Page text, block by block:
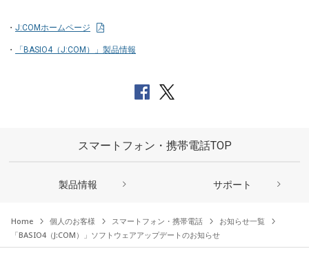
J:COMホームページ
「BASIO4（J:COM）」製品情報
スマートフォン・携帯電話TOP
製品情報 サポート
Home 個人のお客様 スマートフォン・携帯電話
お知らせ一覧
「BASIO4（J:COM）」ソフトウェアアップデートのお知らせ